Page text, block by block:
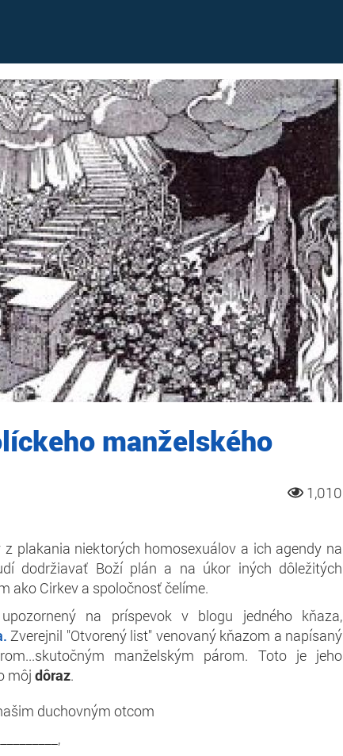
manželského
1,010
z plakania niektorých homosexuálov a ich agendy na
dodržiavať Boží plán a na úkor iných dôležitých
ako Cirkev a spoločnosť čelíme.
na príspevok v blogu jedného kňaza,
Zverejnil "Otvorený list" venovaný kňazom a napísaný
manželským párom. Toto je jeho
môj dôraz.
duchovným otcom